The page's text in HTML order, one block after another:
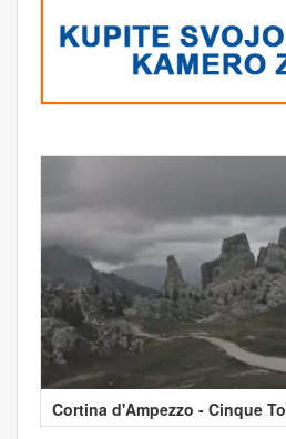
Cortina d'Ampezzo - Cinque